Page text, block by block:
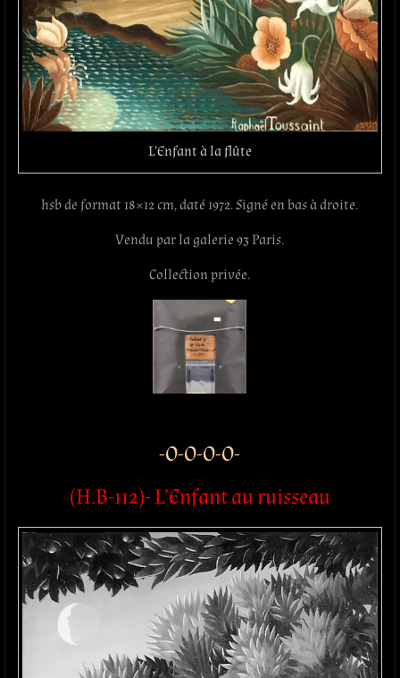
L’Enfant à la flûte
hsb de format 18×12 cm, daté 1972. Signé en bas à droite.
Vendu par la galerie 93 Paris.
Collection privée.
-O-O-O-O-
(H.B-112)- L’Enfant au ruisseau